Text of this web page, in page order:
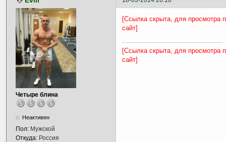
Четыре блина
Неактивен
Пол: Мужской
Откуда: Россия
[Ссылка скрыта, для просмотра
сайт]
[Ссылка скрыта, для просмотра
сайт]